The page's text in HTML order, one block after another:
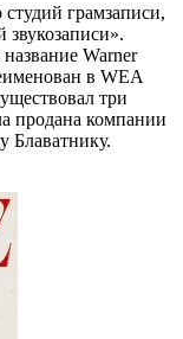
грамзаписи,
Warner
в WEA
три
продана компании
Блаватнику.